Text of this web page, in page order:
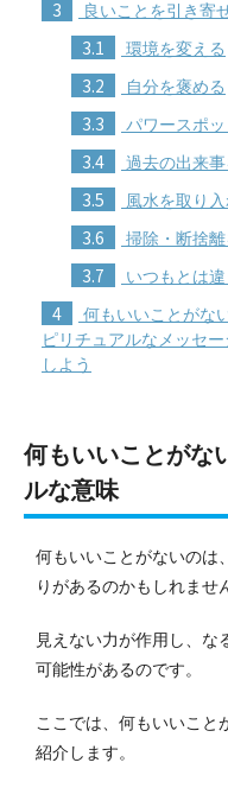
3 良いことを引き寄
3.1 環境を変える
3.2 自分を褒める
3.3 パワースポッ
3.4 過去の出来
3.5 風水を取り
3.6 掃除・断捨離
3.7 いつもとは
4
何もいいことがな
ピリチュアルなメッセ
しよう
何もいいことがな
ルな意味
何もいいことがないのは
りがあるのかもしれませ
見えない力が作用し、な
可能性があるのです。
ここでは、何もいいこと
紹介します。